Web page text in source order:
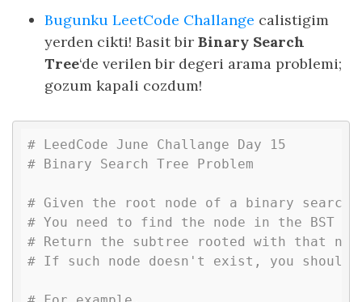
Bugunku LeetCode Challange calistigim
yerden cikti! Basit bir Binary Search
Tree‘de verilen bir degeri arama problemi;
gozum kapali cozdum!
# LeedCode June Challange Day 15
# Binary Search Tree Problem
# Given the root node of a binary
# You need to find the node in the BST
# Return the subtree rooted with that
# If such node doesn't exist, you should